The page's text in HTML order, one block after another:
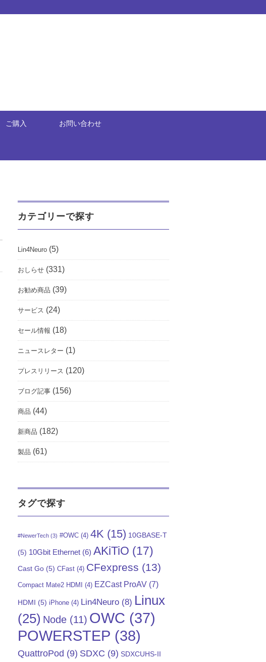
ご購入 お問い合わせ
カテゴリーで探す
Lin4Neuro (5)
おしらせ (331)
お勧め商品 (39)
サービス (24)
セール情報 (18)
ニュースレター (1)
プレスリリース (120)
ブログ記事 (156)
商品 (44)
新商品 (182)
製品 (61)
タグで探す
#NewerTech (3) #OWC (4) 4K (15) 10GBASE-T
(5) 10Gbit Ethernet (6) AKiTiO (17)
Cast Go (5) CFast (4) CFexpress (13)
Compact Mate2 HDMI (4) EZCast ProAV (7)
HDMI (5) iPhone (4) Lin4Neuro (8) Linux
(25) Node (11) OWC (37)
POWERSTEP (38)
QuattroPod (9) SDXC (9) SDXCUHS-II